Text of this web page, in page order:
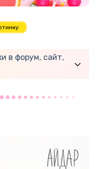
в форум, сайт,